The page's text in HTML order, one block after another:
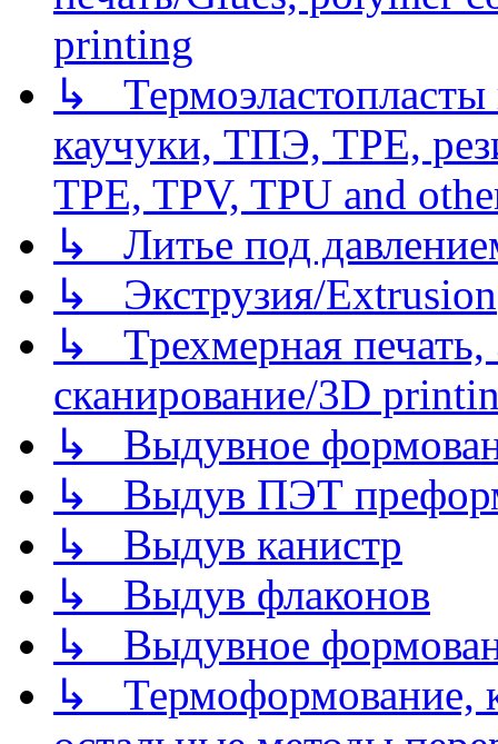
printing
↳
каучуки, ТПЭ, TPE,
TPE, TPV, TPU and
↳ Литье под
↳ Экструзия/Extrusion
↳ Трехмерная
сканирование/3D
↳ Выдувное
↳ Выдув ПЭТ
↳ Выдув канистр
↳ Выдув флаконов
↳ Выдувное
↳ Термоформование,